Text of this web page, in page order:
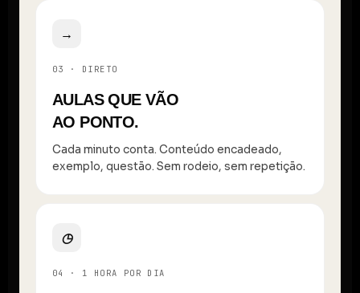
→
03 · DIRETO
AULAS QUE VÃO
AO PONTO.
Cada minuto conta. Conteúdo encadeado,
exemplo, questão. Sem rodeio, sem repetição.
◷
04 · 1 HORA POR DIA